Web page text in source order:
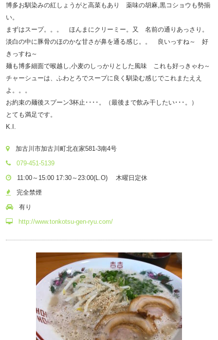
博多お馴染みの紅しょうがと高菜もあり 薬味の胡麻,黒コショウも勢揃
い。
まずはスープ。。。 ほんまにクリーミー。又 名前の通りあっさり。
淡白の中に豚骨のほのかな甘さが鼻を通る感じ。。 良いっすね～ 好
きっすね～
麺も博多細面で喉越し,小麦のしっかりとした風味 これも好っきゃわ～
チャーシューは、ふわとろでスープに良く馴染む感じでこれまたええ
よ。。。
お約束の麺後スプーン3杯止････。（最後まで飲み干したい･･･。）
とても満足です。
K.I.
加古川市加古川町北在家581-3南4号
079-451-5139
11:00～15:00 17:30～23:00(L.O) 木曜日定休
完全禁煙
有り
http://www.tonkotsu-gen-ryu.com/